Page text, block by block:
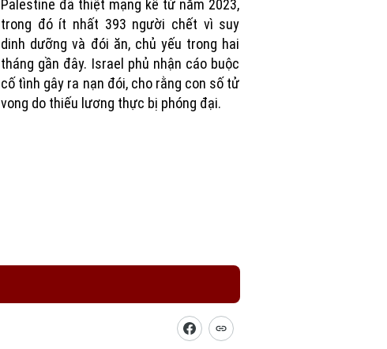
Palestine đã thiệt mạng kể từ năm 2023,
trong đó ít nhất 393 người chết vì suy
dinh dưỡng và đói ăn, chủ yếu trong hai
tháng gần đây. Israel phủ nhận cáo buộc
cố tình gây ra nạn đói, cho rằng con số tử
vong do thiếu lương thực bị phóng đại.